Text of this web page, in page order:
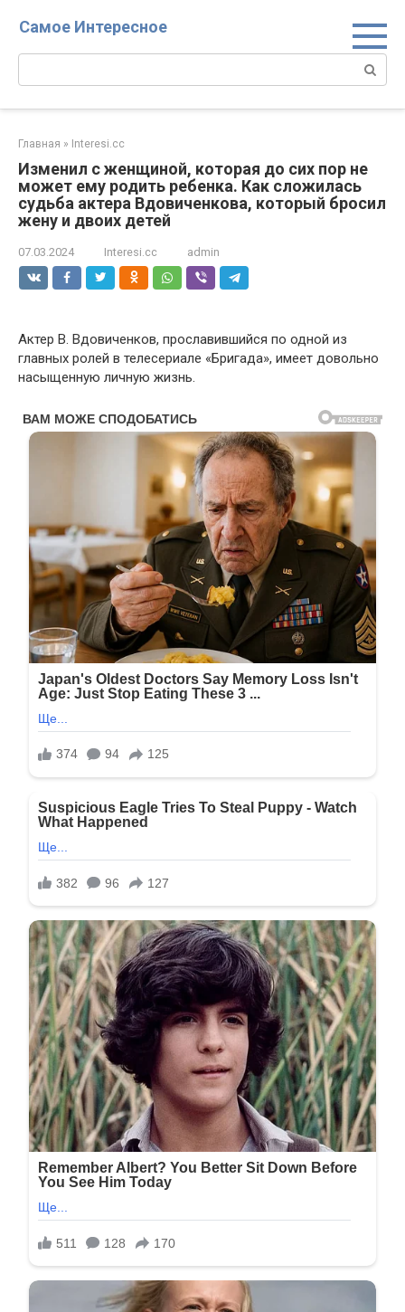
Самое Интересное
Поиск:
Главная » Interesi.cc
Изменил с женщиной, которая до сих пор не
может ему родить ребенка. Как сложилась
судьба актера Вдовиченкова, который бросил
жену и двоих детей
07.03.2024 Interesi.cc admin
Актер В. Вдовиченков, прославившийся по одной из
главных ролей в телесериале «Бригада», имеет довольно
насыщенную личную жизнь.